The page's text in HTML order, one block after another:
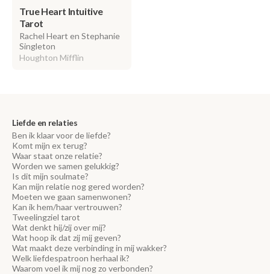
True Heart Intuitive
Tarot
Rachel Heart en Stephanie
Singleton
Houghton Mifflin
Liefde en relaties
Ben ik klaar voor de liefde?
Komt mijn ex terug?
Waar staat onze relatie?
Worden we samen gelukkig?
Is dit mijn soulmate?
Kan mijn relatie nog gered worden?
Moeten we gaan samenwonen?
Kan ik hem/haar vertrouwen?
Tweelingziel tarot
Wat denkt hij/zij over mij?
Wat hoop ik dat zij mij geven?
Wat maakt deze verbinding in mij wakker?
Welk liefdespatroon herhaal ik?
Waarom voel ik mij nog zo verbonden?